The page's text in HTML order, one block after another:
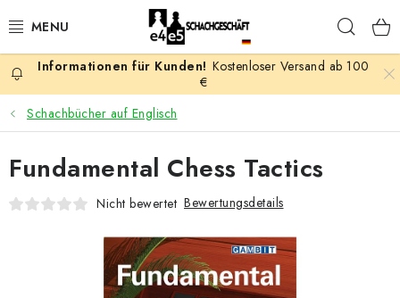
Inhalt
AKTION
SCHACHSPIELE
SCHACHFIGUREN
SCHACHBRETTER
SCHACHUHREN
Kostenloser Versand ab 100
€
Schachbücher auf Englisch
Fundamental Chess Tactics
Nicht bewertet Bewertungsdetails